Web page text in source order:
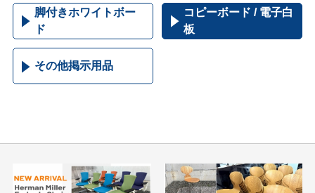
脚付きホワイトボー
ド
コピーボード / 電子白
板
その他掲示用品